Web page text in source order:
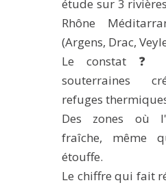
étude sur 3
Rhône
(Argens, Drac,
Le constat ❓
souterraines
refuges
Des zones où
fraîche, même
étouffe.
Le chiffre qui fait